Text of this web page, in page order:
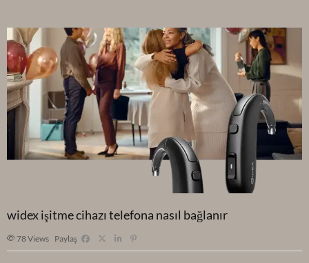
widex işitme cihazı telefona nasıl bağlanır
78Views Paylaş